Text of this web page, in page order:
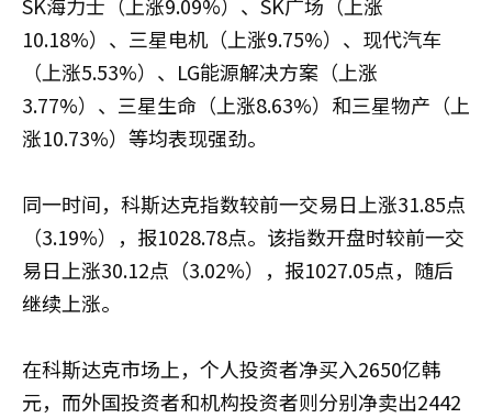
10.18%）、三星电机（上涨9.75%）、现代汽车
（上涨5.53%）、LG能源解决方案（上涨
3.77%）、三星生命（上涨8.63%）和三星物产（上
涨10.73%）等均表现强劲。
同一时间，科斯达克指数较前一交易日上涨31.85点
（3.19%），报1028.78点。该指数开盘时较前一交
易日上涨30.12点（3.02%），报1027.05点，随后
继续上涨。
在科斯达克市场上，个人投资者净买入2650亿韩
元，而外国投资者和机构投资者则分别净卖出2442